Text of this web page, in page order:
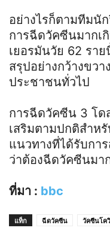
อย่างไรก็ตามทีมนัก
การฉีดวัคซีนมากเ
เยอรมันวัย 62 รา
สรุปอย่างกว้างขว
ประชาชนทั่วไป
การฉีดวัคซีน 3 โ
เสริมตามปกติสำห
แนวทางที่ได้รับกา
ว่าต้องฉีดวัคซีนมา
ที่มา : bbc
แท็ก ฉีดวัคซีน วัคซีนโค